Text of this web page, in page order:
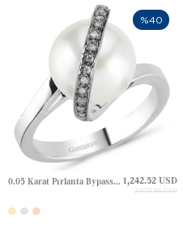
0.05 Karat Pırlanta Bypass Altın Yüzük 1,242.52 USD
2,070.86 USD
%40